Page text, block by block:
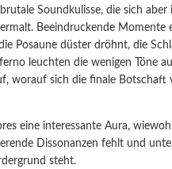
Soundkulisse, die sich aber
Beeindruckende Momente
Posaune düster dröhnt, die
leuchten die wenigen Töne
worauf sich die finale Botschaft
eine interessante Aura,
Dissonanzen fehlt und
steht.